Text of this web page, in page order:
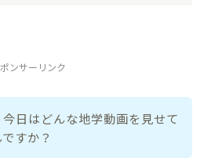
ンサーリンク
今日はどんな地学動画を見せて
すか？